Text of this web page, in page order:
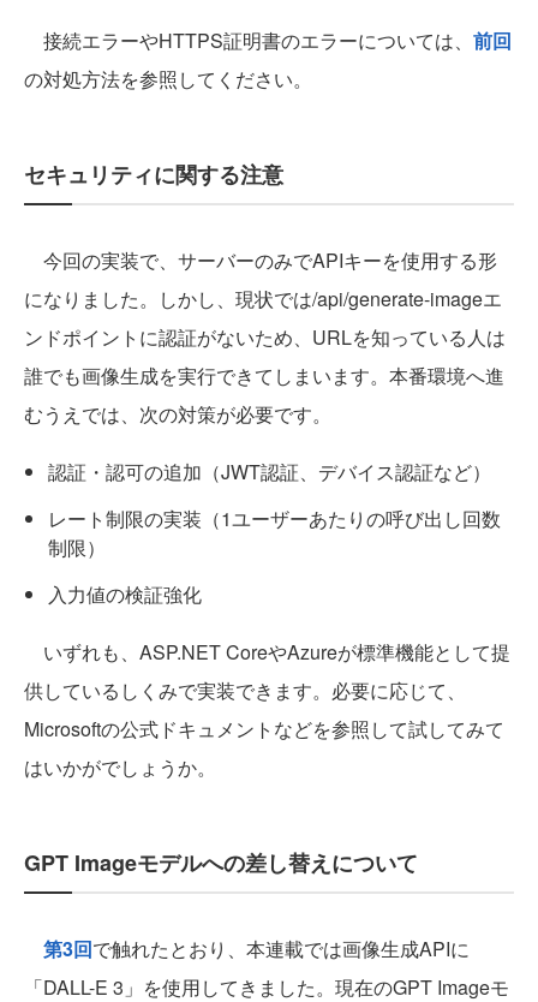
接続エラーやHTTPS証明書のエラーについては、 前回
の対処方法を参照してください。
セキュリティに関する注意
今回の実装で、サーバーのみでAPIキーを使用する形
になりました。しかし、現状では/api/generate-imageエ
ンドポイントに認証がないため、URLを知っている人は
誰でも画像生成を実行できてしまいます。本番環境へ進
むうえでは、次の対策が必要です。
認証・認可の追加（JWT認証、デバイス認証など）
レート制限の実装（1ユーザーあたりの呼び出し回数
制限）
入力値の検証強化
いずれも、ASP.NET CoreやAzureが標準機能として提
供しているしくみで実装できます。必要に応じて、
Microsoftの公式ドキュメントなどを参照して試してみて
はいかがでしょうか。
GPT Imageモデルへの差し替えについて
第3回で触れたとおり、本連載では画像生成APIに
「DALL-E 3」を使用してきました。現在のGPT Imageモ